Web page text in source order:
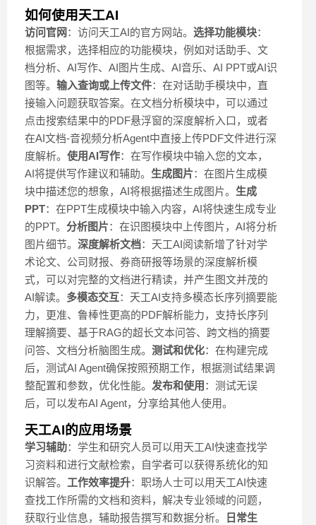
如何使用天工AI
访问官网 ：访问天工AI的官方网站。 选择功能模块：
根据需求，选择相应的功能模块，例如对话助手、文
档分析、AI写作、AI图片生成、AI音乐、AI PPT或AI识
图等。 输入查询或上传文件：在对话助手模块中，直
接输入问题获取答案。在文档分析模块中，可以通过
点击搜索结果中的PDF悬浮窗的深度解析入口，或者
在AI文档-音视频分析Agent中直接上传PDF文件进行深
度解析。 使用AI写作：在写作模块中输入您的文本，
AI将提供写作建议和辅助。 生成图片：在图片生成模
块中描述您的想象，AI将根据描述生成图片。 生成
PPT：在PPT生成模块中输入内容，AI将快速生成专业
的PPT。 分析图片：在识图模块中上传图片，AI将分析
图片细节。 深度解析文档：天工AI阅读新增了针对学
术论文、公司财报、券商研报等场景的深度解析模
式，可以对完整的文档进行精读，并产生图文并茂的
AI解读。 多模态交互：天工AI支持多模态长序列摘要能
力，更准、鲁棒性更高的PDF解析能力，支持长序列
理解摘要、基于RAG的超长文本问答、跨文档的摘要
问答、文档分析脑图生成。 测试和优化：在构建完成
后，测试AI Agent确保按照预期工作，根据测试结果调
整配置和参数，优化性能。 发布和使用 ：测试无误
后，可以发布AI Agent，分享给其他人使用。
天工AI的应用场景
学习辅助：学生和研究人员可以用天工AI快速查找学
习资料和进行文献检索，自学者可以获得系统化的知
识解答。 工作效率提升：职场人士可以用天工AI快速
查找工作所需的文档和资料，解决专业领域的问题，
获取行业信息，辅助报告撰写和数据分析。
日常生